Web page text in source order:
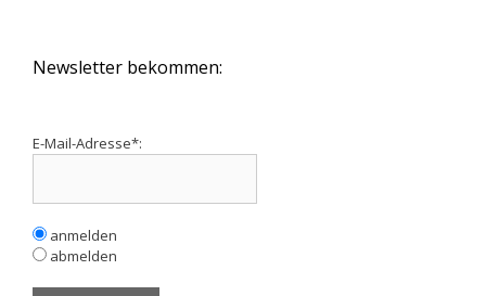
Newsletter bekommen:
E-Mail-Adresse*:
anmelden
abmelden